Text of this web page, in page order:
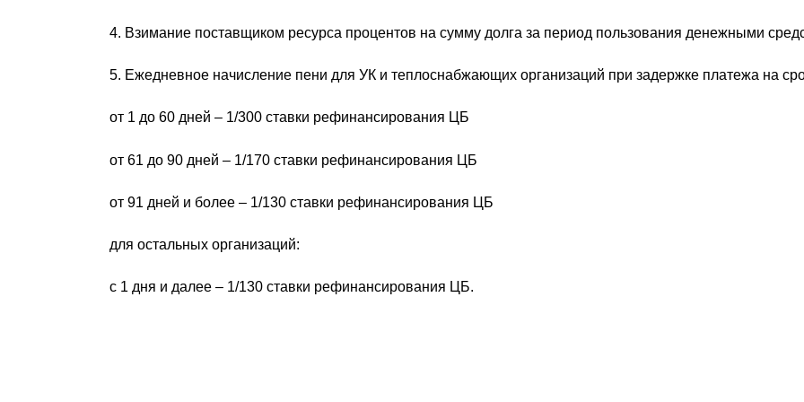
4. Взимание поставщиком ресурса процентов на сумму долга за период пользования денежными
5. Ежедневное начисление пени для УК и теплоснабжающих организаций при задержке платежа на
от 1 до 60 дней – 1/300 ставки рефинансирования ЦБ
от 61 до 90 дней – 1/170 ставки рефинансирования ЦБ
от 91 дней и более – 1/130 ставки рефинансирования ЦБ
для остальных организаций:
с 1 дня и далее – 1/130 ставки рефинансирования ЦБ.